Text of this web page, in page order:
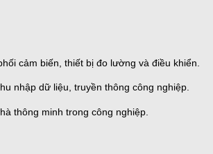
cảm biến, thiết bị đo lường và điều khiển.
nhập dữ liệu, truyền thông công nghiệp.
thông minh trong công nghiệp.